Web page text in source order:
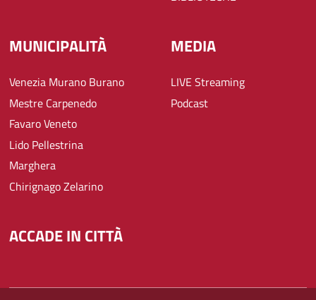
MUNICIPALITÀ
Venezia Murano Burano
Mestre Carpenedo
Favaro Veneto
Lido Pellestrina
Marghera
Chirignago Zelarino
MEDIA
LIVE Streaming
Podcast
ACCADE IN CITTÀ